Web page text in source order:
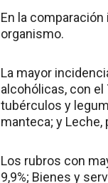
En la
organismo.
La mayor
alcohólicas, con el
tubérculos y
manteca; y
Los rubros con
9,9%; Bienes y